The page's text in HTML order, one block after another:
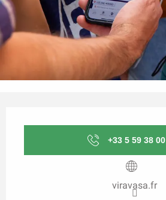
+33 5 59 38 00
viravasa.fr